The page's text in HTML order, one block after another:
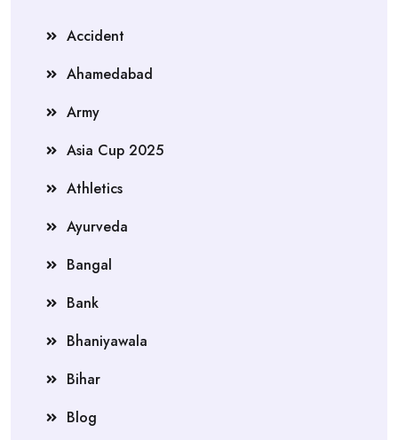
Accident
Ahamedabad
Army
Asia Cup 2025
Athletics
Ayurveda
Bangal
Bank
Bhaniyawala
Bihar
Blog